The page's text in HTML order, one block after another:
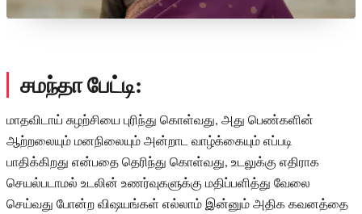
சமந்தா பேட்டி:
மாதவிடாய் சுழற்சியை புரிந்து கொள்வது, அது பெண்களின்
ஆற்றலையும் மனநிலையும் அன்றாட வாழ்க்கையும் எப்படி
பாதிக்கிறது என்பதை தெரிந்து கொள்வது, உடலுக்கு எதிராக
செயல்படாமல் உடலின் உணர்வுகளுக்கு மதிப்பளித்து வேலை
செய்வது போன்ற விஷயங்கள் எல்லாம் இன்னும் அதிக கவனத்தை